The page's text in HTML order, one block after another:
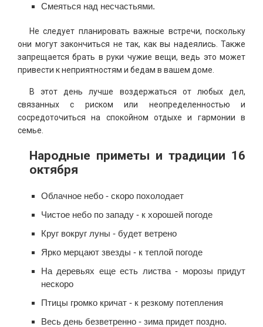
Смеяться над несчастьями.
Не следует планировать важные встречи, поскольку
они могут закончиться не так, как вы надеялись. Также
запрещается брать в руки чужие вещи, ведь это может
привести к неприятностям и бедам в вашем доме.
В этот день лучше воздержаться от любых дел,
связанных с риском или неопределенностью и
сосредоточиться на спокойном отдыхе и гармонии в
семье.
Народные приметы и традиции 16
октября
Облачное небо - скоро похолодает
Чистое небо по западу - к хорошей погоде
Круг вокруг луны - будет ветрено
Ярко мерцают звезды - к теплой погоде
На деревьях еще есть листва - морозы придут
нескоро
Птицы громко кричат - к резкому потепления
Весь день безветренно - зима придет поздно.